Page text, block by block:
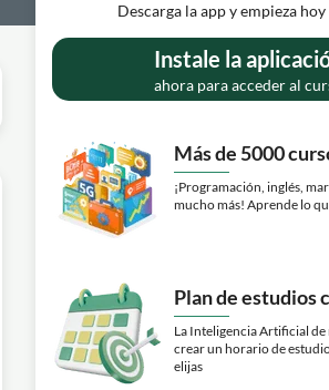
Descarga la app y empieza
Instale la
ahora para acceder al
Más de 5000
¡Programación, inglés,
mucho más! Aprende lo
Plan de estudios
La Inteligencia Artificial
crear un horario de
elijas